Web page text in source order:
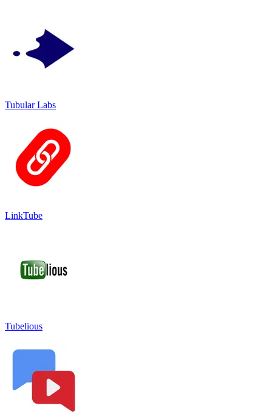
Tubular Labs
LinkTube
Tubelious